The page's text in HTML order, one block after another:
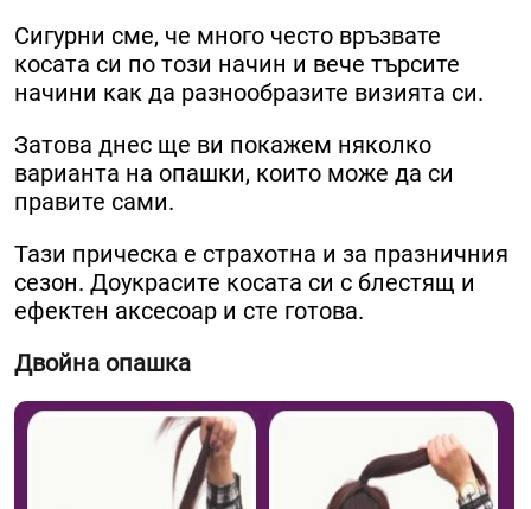
Сигурни сме, че много често връзвате
косата си по този начин и вече търсите
начини как да разнообразите визията си.
Затова днес ще ви покажем няколко
варианта на опашки, които може да си
правите сами.
Тази прическа е страхотна и за празничния
сезон. Доукрасите косата си с блестящ и
ефектен аксесоар и сте готова.
Двойна опашка